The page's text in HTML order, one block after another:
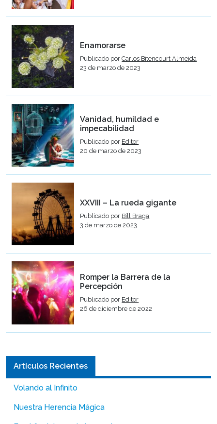
Enamorarse
Publicado porCarlos Bitencourt Almeida
23 de marzo de 2023
Vanidad, humildad e
impecabilidad
Publicado por Editor
20 de marzo de 2023
XXVIII – La rueda gigante
Publicado por Bill Braga
3 de marzo de 2023
Romper la Barrera de la
Percepción
Publicado por Editor
26 de diciembre de 2022
Artículos Recientes
Volando al Infinito
Nuestra Herencia Mágica